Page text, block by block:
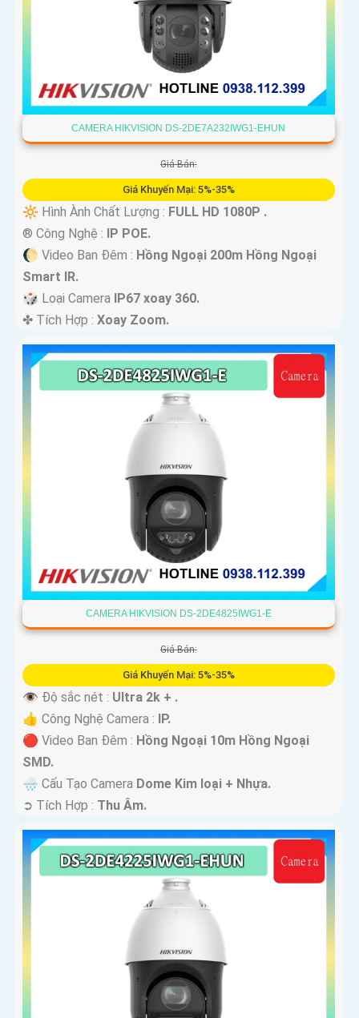
CAMERA HIKVISION DS-2DE7A232IWG1-EHUN
Giá Bán:
Giá Khuyến Mại: 5%-35%
🔆 Hình Ành Chất Lượng : FULL HD 1080P .
®️ Công Nghệ : IP POE.
🌔 Video Ban Đêm : Hồng Ngoại 200m Hồng Ngoại
Smart IR.
🎲 Loại Camera IP67 xoay 360.
️✤ Tích Hợp : Xoay Zoom.
CAMERA HIKVISION DS-2DE4825IWG1-E
Giá Bán:
Giá Khuyến Mại: 5%-35%
👁 Độ sắc nét : Ultra 2k + .
👍 Công Nghệ Camera : IP.
🔴 Video Ban Đêm : Hồng Ngoại 10m Hồng Ngoại
SMD.
🌧️ Cấu Tạo Camera Dome Kim loại + Nhựa.
️➲ Tích Hợp : Thu Âm.